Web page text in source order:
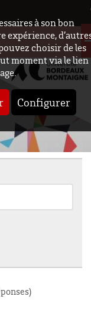
à son bon
choisir de les
moment via le lien
Configurer